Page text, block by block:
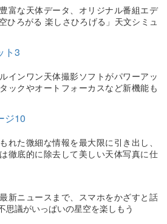
富な天体データ、オリジナル番組エデ
ひろがる 楽しさひろげる」天文シミュ
ト3
インワン天体撮影ソフトがパワーアッ
ックやオートフォーカスなど新機能も
ジ10
れた微細な情報を最大限に引き出し、
徹底的に除去して美しい天体写真に仕
新ニュースまで、スマホをかざすと話
思議がいっぱいの星空を楽しもう